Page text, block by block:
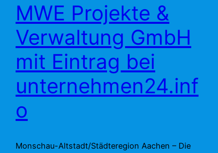
MWE Projekte &
Verwaltung GmbH
mit Eintrag bei
unternehmen24.inf
o
Monschau-Altstadt/Städteregion Aachen – Die